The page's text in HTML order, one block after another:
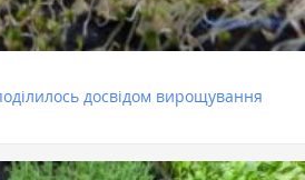
досвідом вирощування